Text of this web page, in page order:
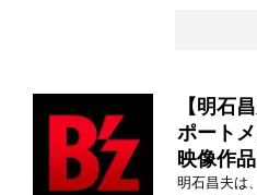
【明石
ポート
映像作
明石昌夫は